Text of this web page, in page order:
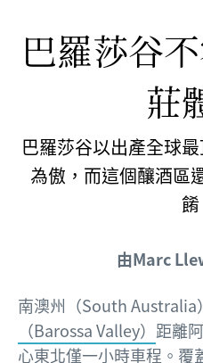
巴羅莎谷
莊
巴羅莎谷以出產全球
為傲，而這個釀酒區
餚
由Marc
南澳州（South Australia
（Barossa Valley） 距離
心東北僅一小時車程。覆